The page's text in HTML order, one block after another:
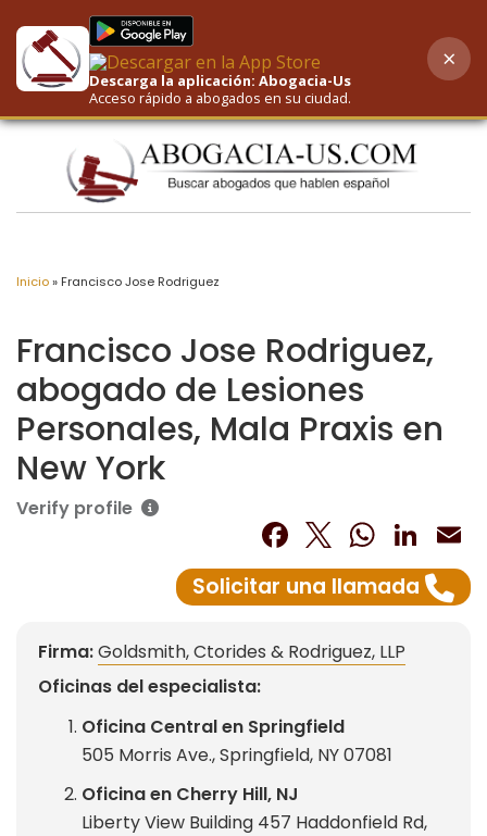
AI-Powered Search
Inicio» Francisco Jose Rodriguez
Francisco Jose Rodriguez,
abogado de Lesiones
Personales, Mala Praxis en
New York
Verify profile
Facebook
Twitter
Solicitar una llamada
Firma:Goldsmith, Ctorides & Rodriguez, LLP
Oficinas del especialista:
Oficina Central en Springfield
505 Morris Ave., Springfield, NY 07081
Oficina en Cherry Hill, NJ
Liberty View Building 457 Haddonfield Rd,
Descarga la aplicación: Abogacia-Us
Acceso rápido a abogados en su ciudad.
×